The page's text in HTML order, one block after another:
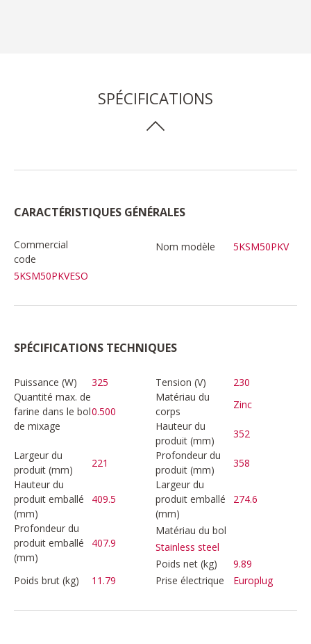
SPÉCIFICATIONS
CARACTÉRISTIQUES GÉNÉRALES
Commercial
code
5KSM50PKVESO
Nom modèle 5KSM50PKV
SPÉCIFICATIONS TECHNIQUES
Puissance (W) 325 Tension (V)
230
Quantité max. de
farine dans le bol
de mixage
0.500
Matériau du
corps
Zinc
Hauteur du
produit (mm)
352
Largeur du
produit (mm)
221
Profondeur du
produit (mm)
358
Hauteur du
produit emballé
(mm)
409.5
Largeur du
produit emballé
(mm)
274.6
Profondeur du
produit emballé
(mm)
407.9
Matériau du bol
Stainless steel
Poids net (kg)
9.89
Poids brut (kg)
11.79 Prise électrique Europlug